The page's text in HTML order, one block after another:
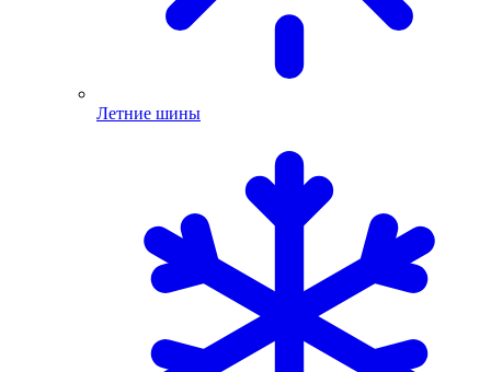
Летние шины